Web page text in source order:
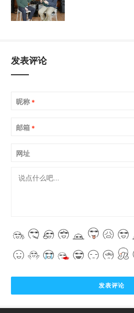
发表评论
昵称 *
邮箱 *
网址